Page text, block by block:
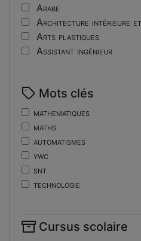
Arabe
Architecture intérieure
Arts plastiques
Assistant ingénieur
Boulangerie
Braille
Bureautique
Céramique industrielle
Chinois
Cinéma et photographie
Coiffure
Construction et
Mots clés
mathematiques
maths
automatismes
ywc
snt
technologie
fonctions-lp
Cursus scolaire